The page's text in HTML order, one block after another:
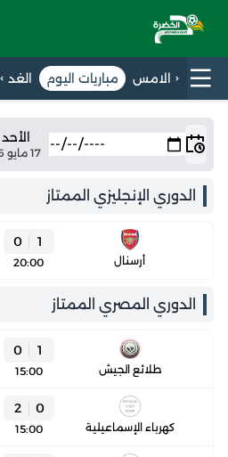
الامس مباريات اليوم الغد
الأحد
17 مايو 26
الدوري الإنجليزي الممتاز
أرسنال
1
0
20:00
الدوري المصري الممتاز
طلائع الجيش
1
0
15:00
كهرباء الإسماعيلية
0
2
15:00